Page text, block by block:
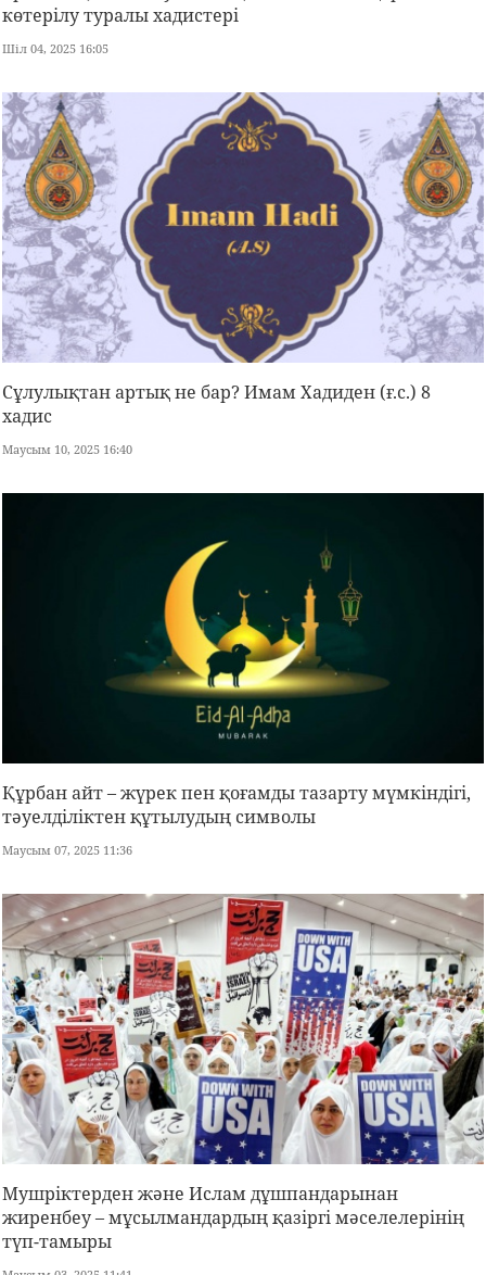
көтерілу туралы хадистері
Шіл 04, 2025 16:05
Сұлулықтан артық не бар? Имам Хадиден (ғ.с.) 8
хадис
Маусым 10, 2025 16:40
Құрбан айт – жүрек пен қоғамды тазарту мүмкіндігі,
тәуелділіктен құтылудың символы
Маусым 07, 2025 11:36
Мушріктерден және Ислам дұшпандарынан
жиренбеу – мұсылмандардың қазіргі мәселелерінің
түп-тамыры